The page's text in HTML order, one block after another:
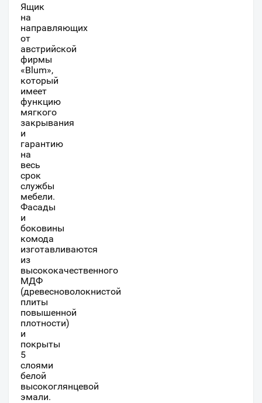
Ящик
на
направляющих
от
австрийской
фирмы
«Blum»,
который
имеет
функцию
мягкого
закрывания
и
гарантию
на
весь
срок
службы
мебели.
Фасады
и
боковины
комода
изготавливаются
из
высококачественного
МДФ
(древесноволокнистой
плиты
повышенной
плотности)
и
покрыты
5
слоями
белой
высокоглянцевой
эмали.